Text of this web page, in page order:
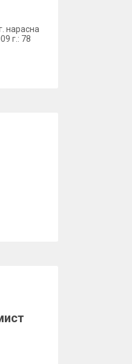
нарасна
г.: 78